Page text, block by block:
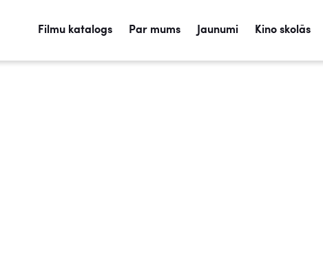
Filmu katalogs Par mums Jaunumi Kino skolās